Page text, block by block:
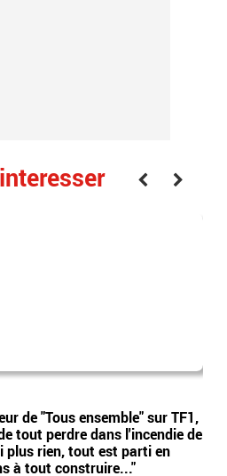
de "Tous ensemble" sur TF1,
tout perdre dans l'incendie de
plus rien, tout est parti en
à tout construire..."